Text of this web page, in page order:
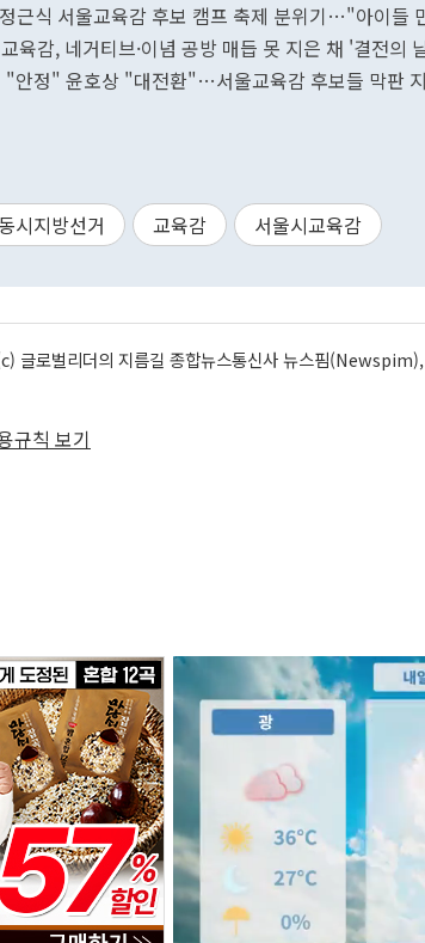
근식 서울교육감 후보 캠프 축제 분위기…"아이들
육감, 네거티브·이념 공방 매듭 못 지은 채 '결전의
안정" 윤호상 "대전환"…서울교육감 후보들 막판
시지방선거 교육감 서울시교육감
글로벌리더의 지름길 종합뉴스통신사 뉴스핌
규칙 보기